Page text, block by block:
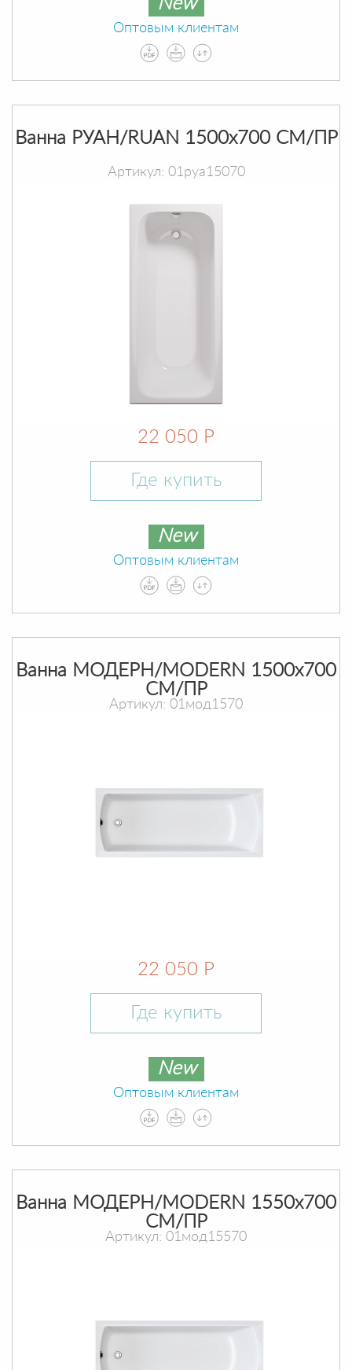
New
Оптовым клиентам
Ванна РУАН/RUAN 1500х700 СМ/ПР
Артикул: 01руа15070
22 050 Р
Где купить
New
Оптовым клиентам
Ванна МОДЕРН/MODERN 1500х700
СМ/ПР
Артикул: 01мод1570
22 050 Р
Где купить
New
Оптовым клиентам
Ванна МОДЕРН/MODERN 1550х700
СМ/ПР
Артикул: 01мод15570